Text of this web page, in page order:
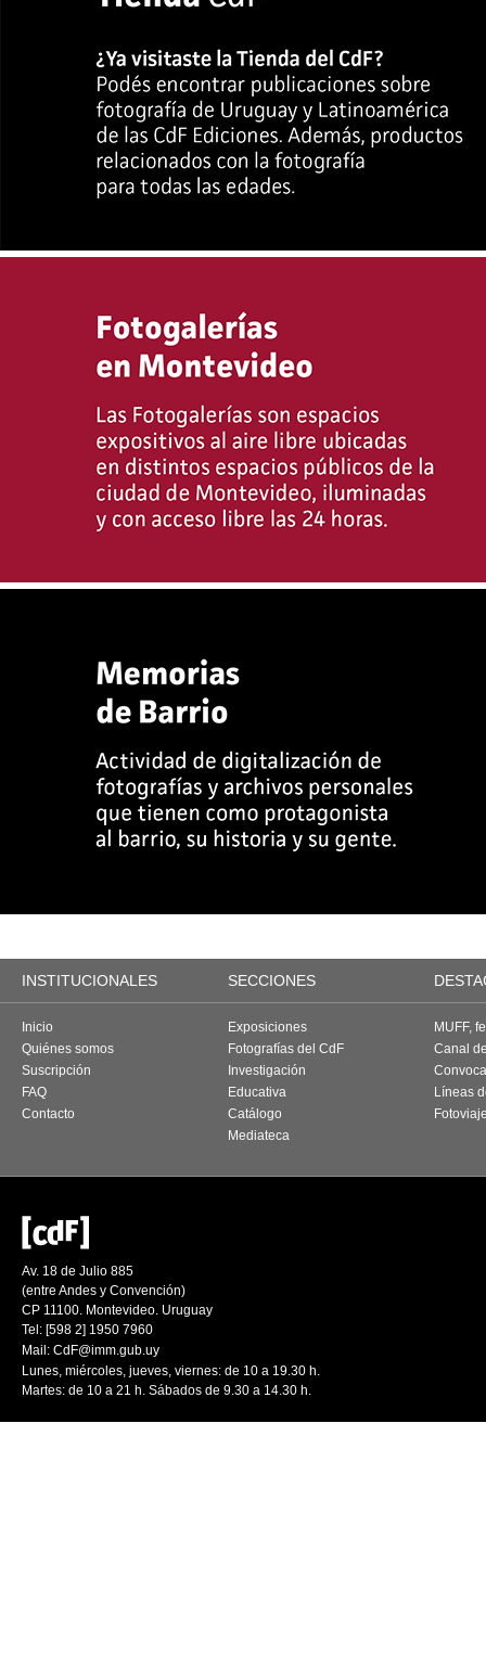
INSTITUCIONALES SECCIONES
Inicio
Quiénes somos
Suscripción
FAQ
Contacto
Exposiciones
Fotografías del CdF
Investigación
Educativa
Catálogo
Mediateca
MUFF,
Canal
Líneas
Av. 18 de Julio 885
(entre Andes y Convención)
CP 11100. Montevideo. Uruguay
Tel: [598 2] 1950 7960
Mail: CdF@imm.gub.uy
Lunes, miércoles, jueves, viernes: de 10 a 19.30 h.
Martes: de 10 a 21 h. Sábados de 9.30 a 14.30 h.